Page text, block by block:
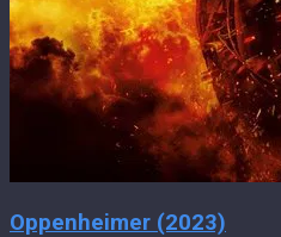
Oppenheimer (2023)